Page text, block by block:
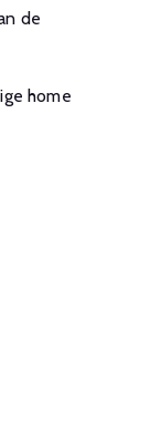
de
home